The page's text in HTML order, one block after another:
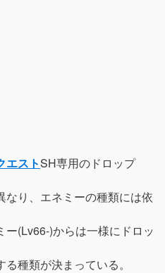
エストSH専用のドロップ
り、エネミーの種類には依
(Lv66-)からは一様にドロッ
種類が決まっている。